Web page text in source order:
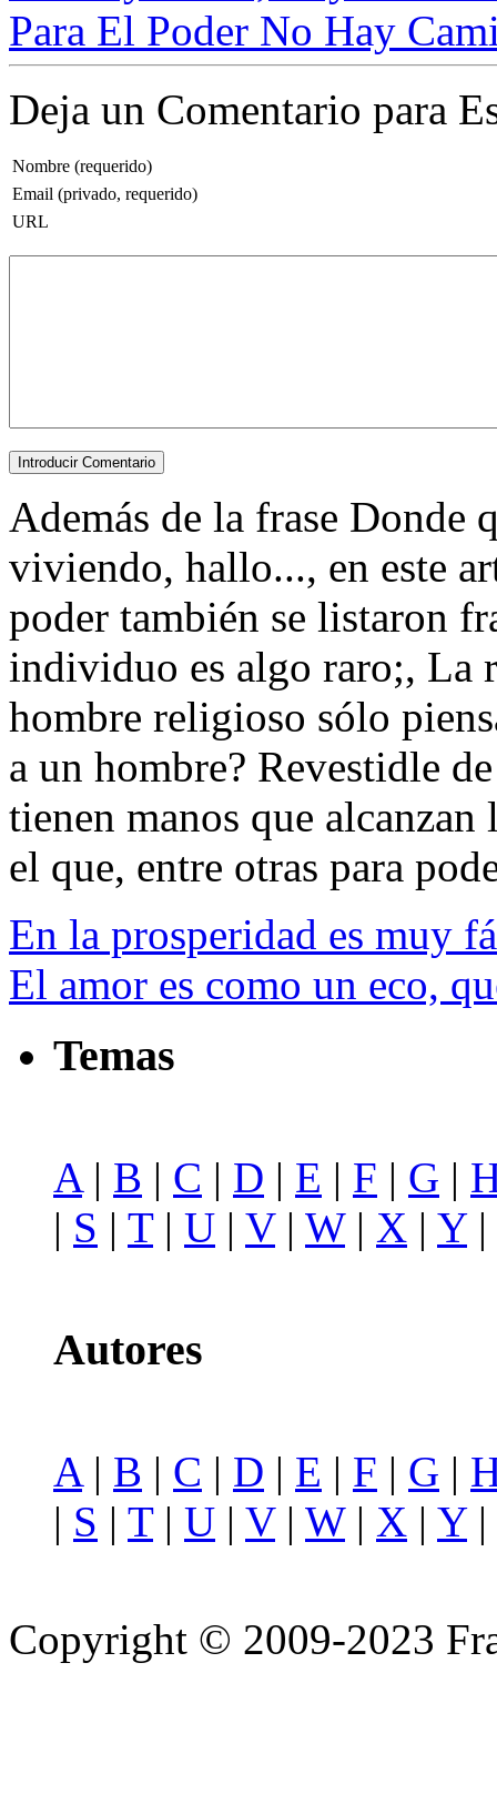
Para El Poder No Hay
Deja un Comentario para
Nombre (requerido)
Email (privado, requerido)
URL
Además de la frase Donde
viviendo, hallo..., en este
poder también se listaron
individuo es algo raro;, La
hombre religioso sólo
a un hombre? Revestidle
tienen manos que
el que, entre otras para
En la prosperidad es muy
El amor es como un eco,
Temas
A| B | C | D | E | F | G |
| S | T| U | V| W| X | Y|
Autores
A | B | C | D | E | F | G |
| S | T| U | V| W| X | Y|
Copyright © 2009-2023